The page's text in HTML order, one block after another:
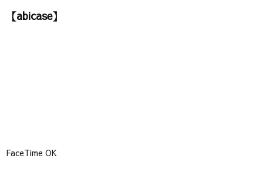
リ【abicase】
FaceTime OK